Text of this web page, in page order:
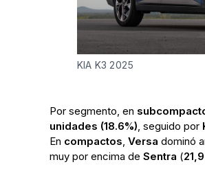
KIA K3 2025
Por segmento, en
unidades (18.6%), seguido por
En compactos, Versa dominó
muy por encima de Sentra (